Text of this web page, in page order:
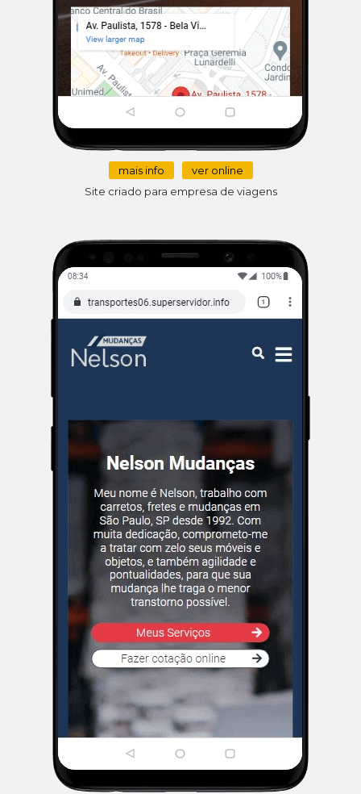
mais info
ver online
Site criado para empresa de viagens